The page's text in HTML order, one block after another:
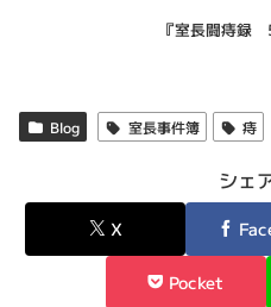
『室長闘痔録
Blog 室長事件簿 痔
シェ
X
Pocket